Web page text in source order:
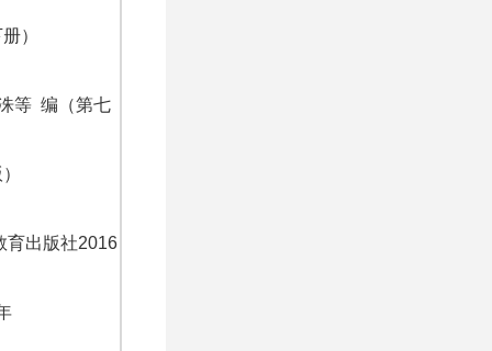
）
等 编（第七
育出版社2016